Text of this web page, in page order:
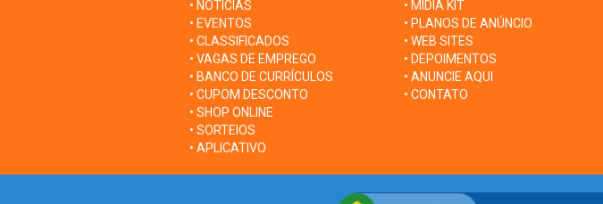
• NOTÍCIAS
• EVENTOS
• CLASSIFICADOS
• VAGAS DE EMPREGO
• BANCO DE CURRÍCULOS
• CUPOM DESCONTO
• SHOP ONLINE
• SORTEIOS
• APLICATIVO
• MÍDIA KIT
• PLANOS DE ANÚNCIO
• WEB SITES
• DEPOIMENTOS
• ANUNCIE AQUI
• CONTATO